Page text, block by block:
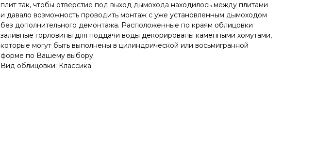
плит так, чтобы отверстие под выход дымохода находилось между плитами
и давало возможность проводить монтаж с уже установленным дымоходом
без дополнительного демонтажа. Расположенные по краям облицовки
заливные горловины для поддачи воды декорированы каменными хомутами,
которые могут быть выполнены в цилиндрической или восьмигранной
форме по Вашему выбору.
Вид облицовки: Классика